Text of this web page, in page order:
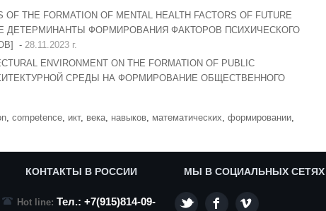
OF THE FORMATION OF MENTAL HEALTH FACTORS OF FUTURE
ДЕТЕРМИНАНТЫ ФОРМИРОВАНИЯ ФАКТОРОВ ПСИХИЧЕСКОГО
- 28.11.2023 г.
ENVIRONMENT ON THE FORMATION OF PUBLIC
СРЕДЫ НА ФОРМИРОВАНИЕ ОБЩЕСТВЕННОГО
, competence, икт, века, навыков, математических, формировании,
КОНТАКТЫ В РОССИИ
Hot line: Тел.: +7(915)814-09-
МЫ В СОЦИАЛЬНЫХ СЕТЯХ